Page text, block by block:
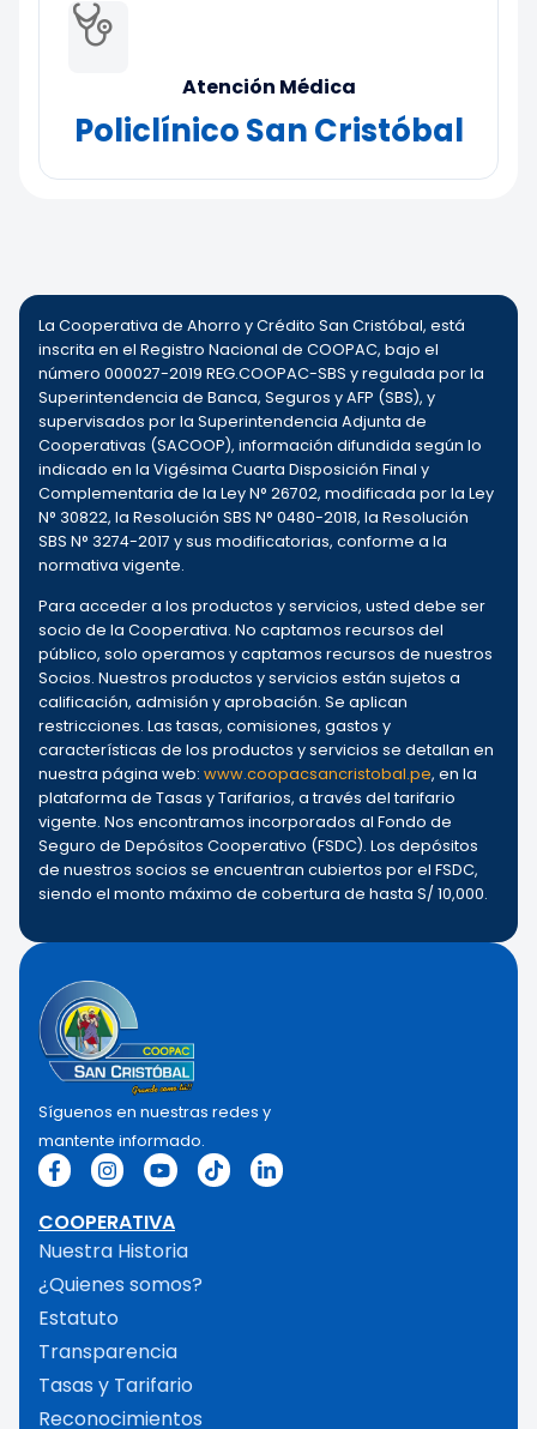
Atención Médica
Policlínico San Cristóbal
La Cooperativa de Ahorro y Crédito San Cristóbal, está
inscrita en el Registro Nacional de COOPAC, bajo el
número 000027-2019 REG.COOPAC-SBS y regulada por la
Superintendencia de Banca, Seguros y AFP (SBS), y
supervisados por la Superintendencia Adjunta de
Cooperativas (SACOOP), información difundida según lo
indicado en la Vigésima Cuarta Disposición Final y
Complementaria de la Ley N° 26702, modificada por la Ley
N° 30822, la Resolución SBS N° 0480-2018, la Resolución
SBS N° 3274-2017 y sus modificatorias, conforme a la
normativa vigente.
Para acceder a los productos y servicios, usted debe ser
socio de la Cooperativa. No captamos recursos del
público, solo operamos y captamos recursos de nuestros
Socios. Nuestros productos y servicios están sujetos a
calificación, admisión y aprobación. Se aplican
restricciones. Las tasas, comisiones, gastos y
características de los productos y servicios se detallan en
nuestra página web: www.coopacsancristobal.pe, en la
plataforma de Tasas y Tarifarios, a través del tarifario
vigente. Nos encontramos incorporados al Fondo de
Seguro de Depósitos Cooperativo (FSDC). Los depósitos
de nuestros socios se encuentran cubiertos por el FSDC,
siendo el monto máximo de cobertura de hasta S/ 10,000.
Síguenos en nuestras redes y
mantente informado.
COOPERATIVA
Nuestra Historia
¿Quienes somos?
Estatuto
Transparencia
Tasas y Tarifario
Reconocimientos